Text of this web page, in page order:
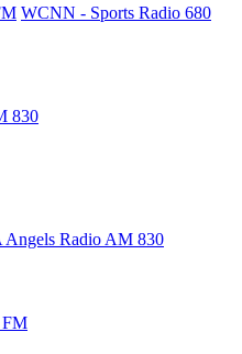
WCNN - Sports Radio 680
830
Radio AM 830
FM